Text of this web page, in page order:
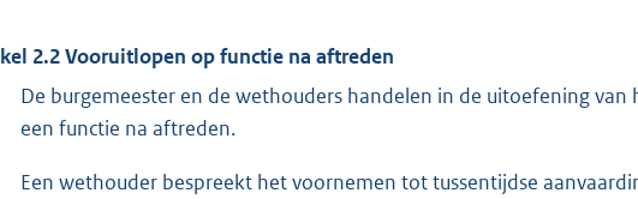
2.2 Vooruitlopen op functie na aftreden
De burgemeester en de wethouders handelen in de uitoefening
een functie na aftreden.
Een wethouder bespreekt het voornemen tot tussentijdse